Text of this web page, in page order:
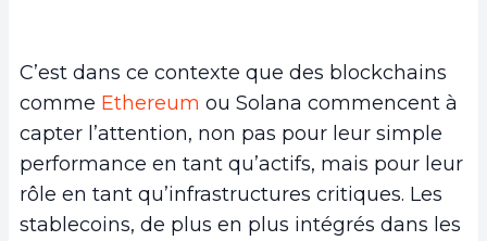
C’est dans ce contexte que des blockchains
comme Ethereum ou Solana commencent à
capter l’attention, non pas pour leur simple
performance en tant qu’actifs, mais pour leur
rôle en tant qu’infrastructures critiques. Les
stablecoins, de plus en plus intégrés dans les